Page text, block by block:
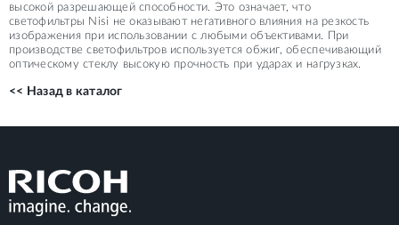
высокой разрешающей способности. Это означает, что
светофильтры Nisi не оказывают негативного влияния на резкость
изображения при использовании с любыми объективами. При
производстве светофильтров используется обжиг, обеспечивающий
оптическому стеклу высокую прочность при ударах и нагрузках.
<< Назад в каталог